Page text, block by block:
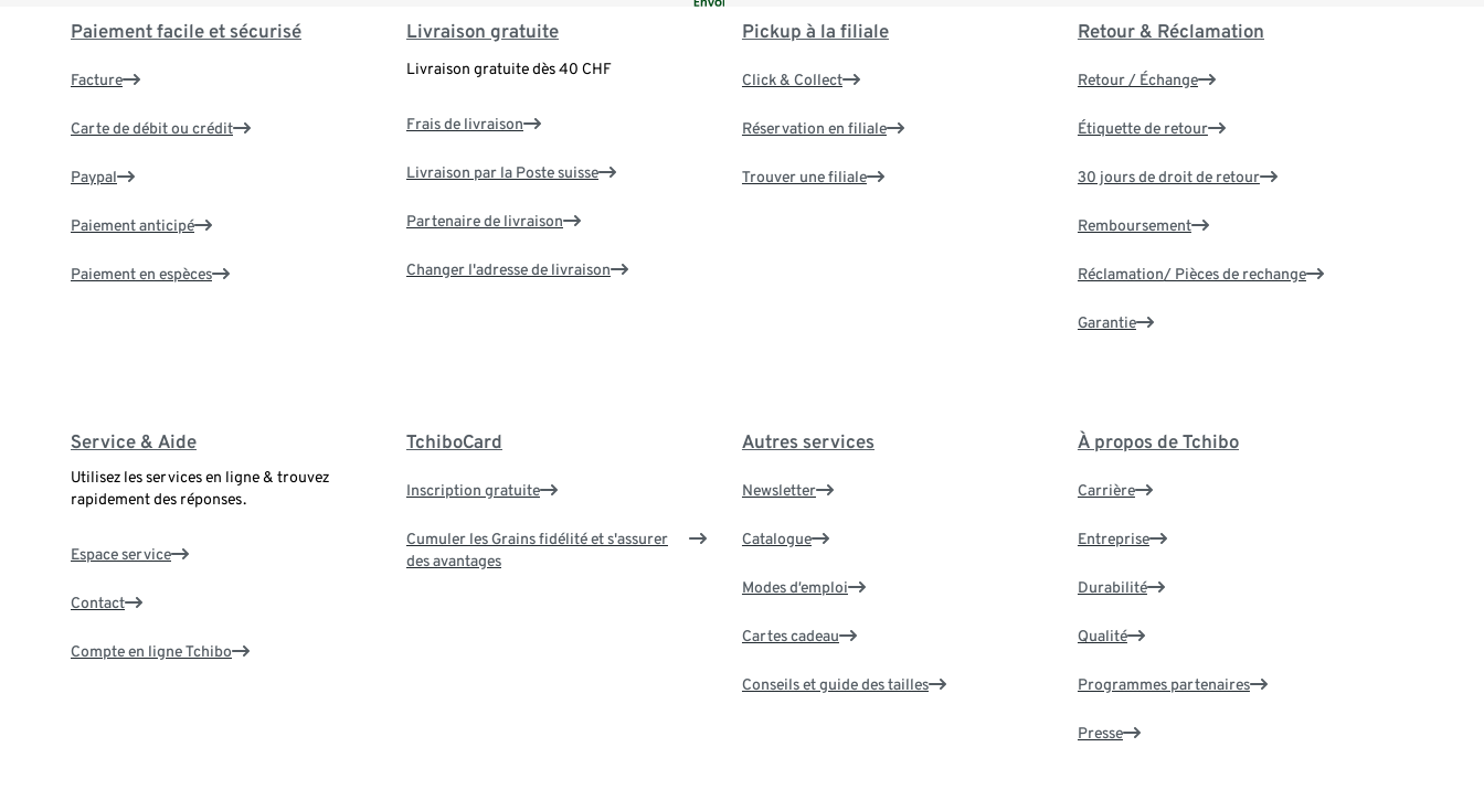
Paiement facile et sécurisé
Facture
Carte de débit ou crédit
Paypal
Paiement anticipé
Paiement en espèces
Livraison gratuite
Livraison gratuite dès 40 CHF
Frais de livraison
Livraison par la Poste suisse
Partenaire de livraison
Changer l'adresse de livraison
Pickup à la filiale
Click & Collect
Réservation en filiale
Trouver une filiale
Retour & Réclamation
Retour / Échange
Étiquette de retour
30 jours de droit de retour
Remboursement
Réclamation/ Pièces de rechange
Garantie
Service & Aide
Utilisez les services en ligne & trouvez
rapidement des réponses.
Espace service
Contact
Compte en ligne Tchibo
TchiboCard
Inscription gratuite
Cumuler les Grains fidélité et s'assurer
des avantages
Autres services
Newsletter
Catalogue
Modes d’emploi
Cartes cadeau
Conseils et guide des tailles
À propos de Tchibo
Carrière
Entreprise
Durabilité
Qualité
Programmes partenaires
Presse